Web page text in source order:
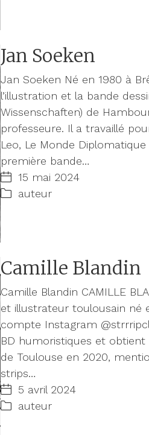
Jan Soeken
Jan Soeken Né en 1980 à
l’illustration et la bande
Wissenschaften) de
professeure. Il a travaillé
Leo, Le Monde
première bande…
15 mai 2024
auteur
Camille Blandin
Camille Blandin CAMILLE
et illustrateur toulousain né
compte Instagram
BD humoristiques et
de Toulouse en 2020,
strips…
5 avril 2024
auteur